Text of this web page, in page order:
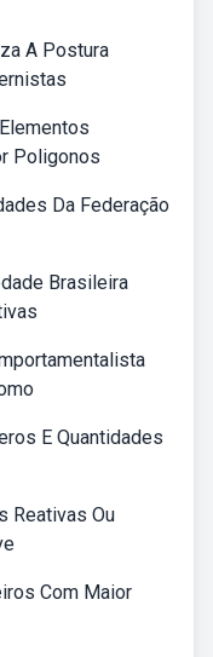
A Postura
Poligonos
Da Federação
Brasileira
E Quantidades
Reativas Ou
Com Maior